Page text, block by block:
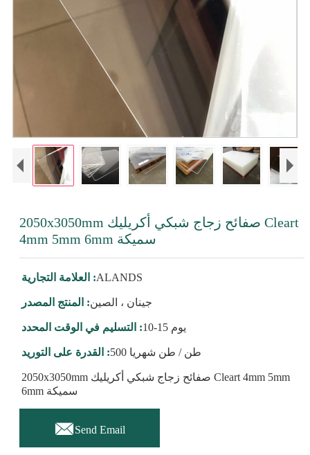
2050x3050mm صفائح زجاج شبكي أكريليك Cleart
4mm 5mm 6mm سميكة
العلامة التجارية :ALANDS
المنتج المصدر :جينان ، الصين
التسليم في الوقت المحدد : 10-15 يوم
القدرة على التوريد : 500 طن / طن شهريا
2050x3050mm صفائح زجاج شبكي أكريليك Cleart 4mm 5mm
6mm سميكة
Send Email